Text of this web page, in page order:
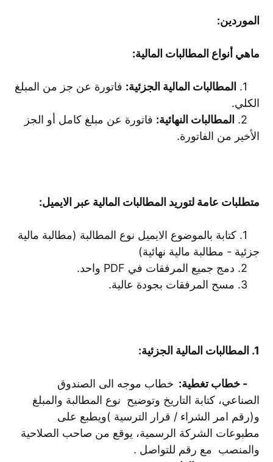
الموردين:
ماهي أنواع المطالبات المالية:
1. المطالبات المالية الجزئية: فاتورة عن جز من المبلغ
الكلي.
2.
المطالبات النهائية: فاتورة عن مبلغ كامل أو الجز
الأخير من الفاتورة.
متطلبات عامة لتوريد المطالبات المالية عبر الايميل:
1. كتابة بالموضوع الايميل نوع المطالبة (مطالبة مالية
جزئية - مطالبة مالية نهائية)
2. دمج جميع المرفقات في PDF واحد.
3. مسح المرفقات بجودة عالية.
1. المطالبات المالية الجزئية:
- خطاب تغطية: خطاب موجه الى الصندوق
الصناعي، كتابة التاريخ وتوضيح نوع المطالبة والمبلغ
و(رقم امر الشراء / قرار الترسية )ويطبع على
مطبوعات الشركة الرسمية، يوقع من صاحب الصلاحية
والمنصب مع رقم للتواصل .